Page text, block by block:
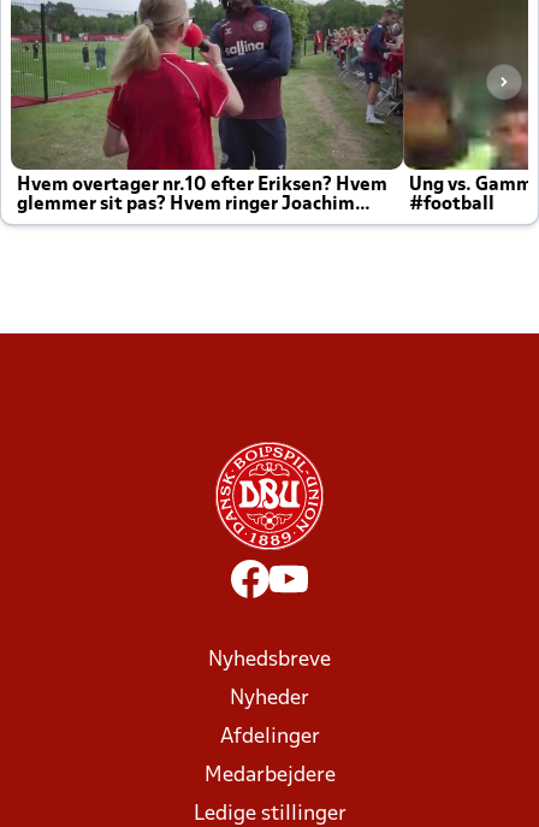
Hvem overtager nr.10 efter Eriksen? Hvem
glemmer sit pas? Hvem ringer Joachim
altid til efter kampe?
Ung vs.
#football
Nyhedsbreve
Nyheder
Afdelinger
Medarbejdere
Ledige stillinger